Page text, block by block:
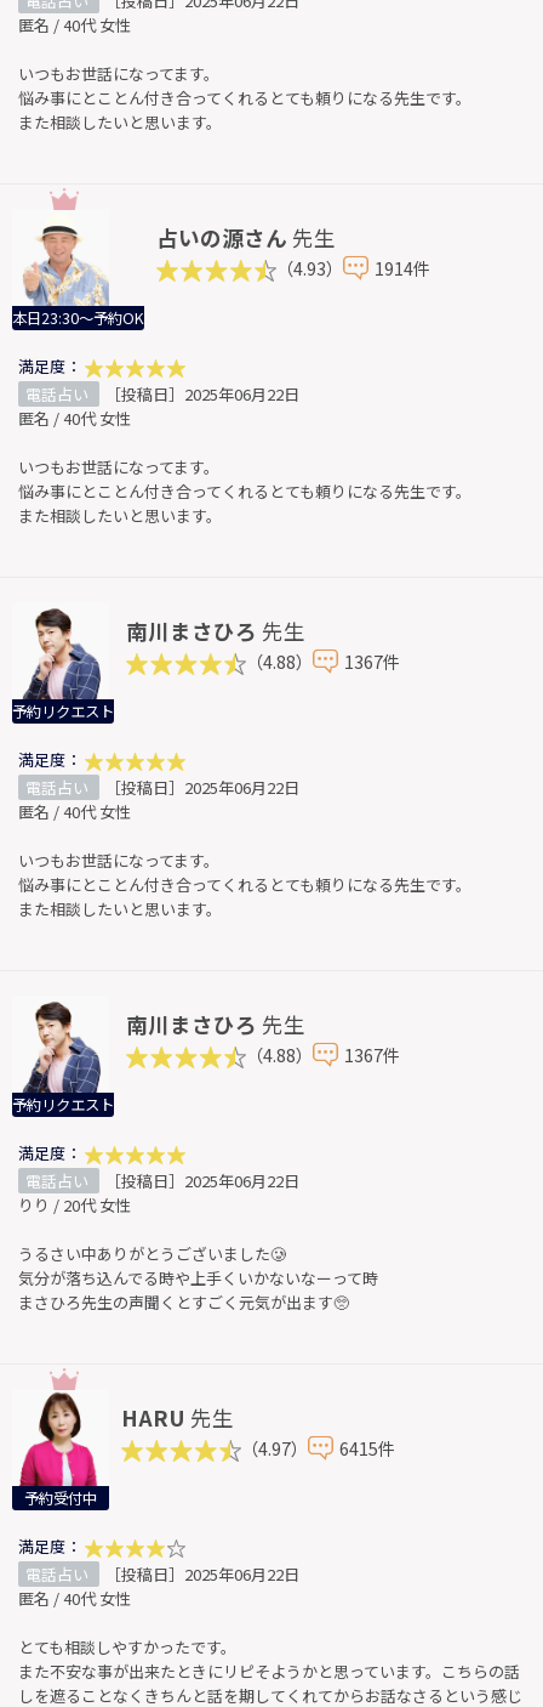
匿名 / 40代 女性
いつもお世話になってます。
悩み事にとことん付き合ってくれるとても頼りになる先生です。
また相談したいと思います。
本日23:30～予約OK
占いの源さん 先生
（4.93） 1914件
満足度：
電話占い
［投稿日］2025年06月22日
匿名 / 40代 女性
いつもお世話になってます。
悩み事にとことん付き合ってくれるとても頼りになる先生です。
また相談したいと思います。
予約リクエスト
南川まさひろ 先生
（4.88） 1367件
満足度：
電話占い
［投稿日］2025年06月22日
匿名 / 40代 女性
いつもお世話になってます。
悩み事にとことん付き合ってくれるとても頼りになる先生です。
また相談したいと思います。
予約リクエスト
南川まさひろ 先生
（4.88） 1367件
満足度：
電話占い
［投稿日］2025年06月22日
りり / 20代 女性
うるさい中ありがとうございました🥲
気分が落ち込んでる時や上手くいかないなーって時
まさひろ先生の声聞くとすごく元気が出ます🥺
予約受付中
HARU 先生
（4.97） 6415件
満足度：
電話占い
［投稿日］2025年06月22日
匿名 / 40代 女性
とても相談しやすかったです。
また不安な事が出来たときにリピそようかと思っています。こちらの話
しを遮ることなくきちんと話を期してくれてからお話なさるという感じ